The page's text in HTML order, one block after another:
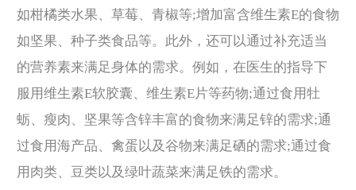
如柑橘类水果、草莓、青椒等;增加富含维生素E的食物
如坚果、种子类食品等。此外，还可以通过补充适当
的营养素来满足身体的需求。例如，在医生的指导下
服用维生素E软胶囊、维生素E片等药物;通过食用牡
蛎、瘦肉、坚果等含锌丰富的食物来满足锌的需求;通
过食用海产品、禽蛋以及谷物来满足硒的需求;通过食
用肉类、豆类以及绿叶蔬菜来满足铁的需求。